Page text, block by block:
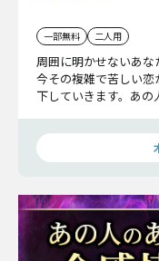
一部無料 二人用
周囲に明かせないあな
今その複雑で苦しい恋
下していきます。あ